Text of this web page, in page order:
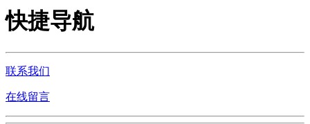
快捷导航
联系我们
在线留言